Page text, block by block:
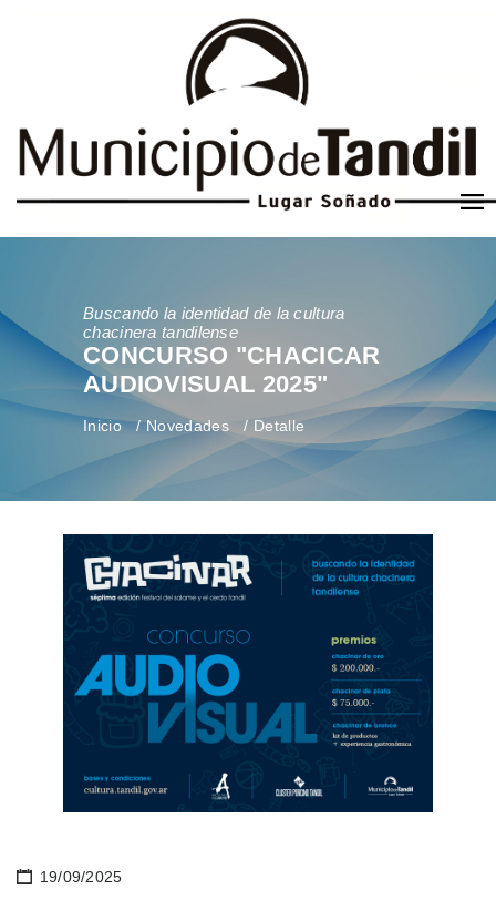
Buscando la identidad de la cultura
chacinera tandilense
CONCURSO "CHACICAR
AUDIOVISUAL 2025"
Inicio Novedades Detalle
19/09/2025